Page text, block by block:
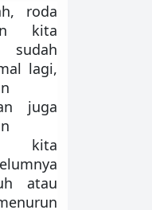
roda
kita
lagi,
juga
kita
atau